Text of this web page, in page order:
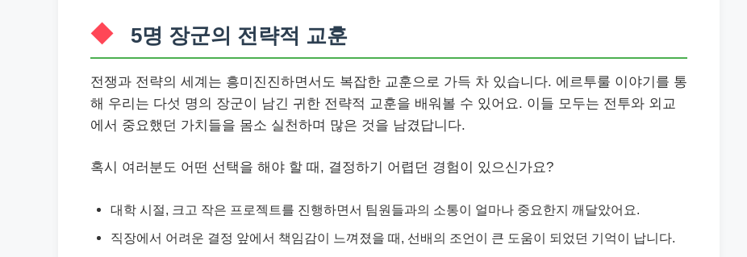
5명 장군의 전략적 교훈
전쟁과 전략의 세계는 흥미진진하면서도 복잡한 교훈으로 가득 차 있습니다. 에르투룰 이야기를 통
해 우리는 다섯 명의 장군이 남긴 귀한 전략적 교훈을 배워볼 수 있어요. 이들 모두는 전투와 외교
에서 중요했던 가치들을 몸소 실천하며 많은 것을 남겼답니다.
혹시 여러분도 어떤 선택을 해야 할 때, 결정하기 어렵던 경험이 있으신가요?
대학 시절, 크고 작은 프로젝트를 진행하면서 팀원들과의 소통이 얼마나 중요한지 깨달았어요.
직장에서 어려운 결정 앞에서 책임감이 느껴졌을 때, 선배의 조언이 큰 도움이 되었던 기억이 납니다.